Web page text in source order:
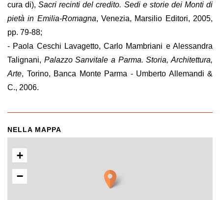
cura di),Sacri recinti del credito. Sedi e storie dei Monti di
pietà in Emilia-Romagna, Venezia, Marsilio Editori, 2005,
pp. 79-88;
- Paola Ceschi Lavagetto, Carlo Mambriani e Alessandra
Talignani, Palazzo Sanvitale a Parma. Storia, Architettura,
Arte, Torino, Banca Monte Parma - Umberto Allemandi &
C., 2006.
NELLA MAPPA
+
−